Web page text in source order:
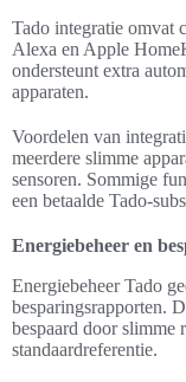
Tado integratie omvat
Alexa en Apple
ondersteunt extra
apparaten.
Voordelen van
meerdere slimme
sensoren. Sommige
een betaalde Tado-
Energiebeheer en
Energiebeheer Tado
besparingsrapporten.
bespaard door slimme
standaardreferentie.